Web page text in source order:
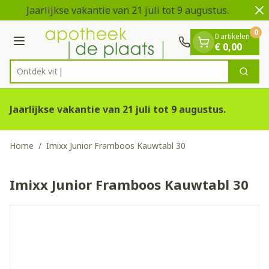
Ga naar de inhoud
1 van 2
Jaarlijkse vakantie van 21 juli tot 9 augustus.
Menu
Product, merk, categorie...
Ontdek vitamine Zoek
0 artikelen
€ 0,00
0
Jaarlijkse vakantie van 21 juli tot 9 augustus.
Home / Imixx Junior Framboos Kauwtabl 30
Imixx Junior Framboos Kauwtabl 30